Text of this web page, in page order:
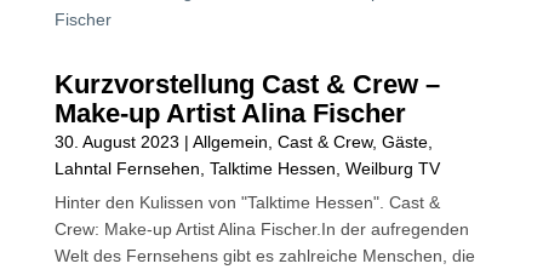
Kurzvorstellung Cast & Crew –
Make-up Artist Alina Fischer
30. August 2023 | Allgemein Cast & Crew, Gäste,
Lahntal Fernsehen Talktime Hessen Weilburg TV
Hinter den Kulissen von "Talktime Hessen". Cast &
Crew: Make-up Artist Alina Fischer.In der aufregenden
Welt des Fernsehens gibt es zahlreiche Menschen, die